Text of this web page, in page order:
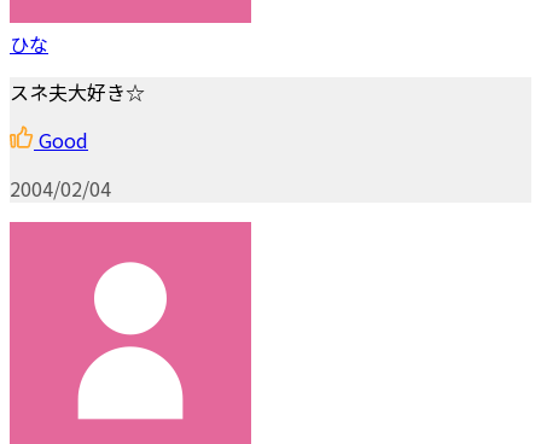
ひな
スネ夫大好き☆
Good
2004/02/04